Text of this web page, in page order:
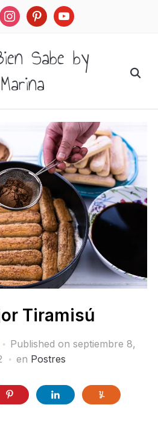
instagrampinterestyoutube
Sabe by
Marina
Tiramisú
Published on septiembre 8,
en Postres